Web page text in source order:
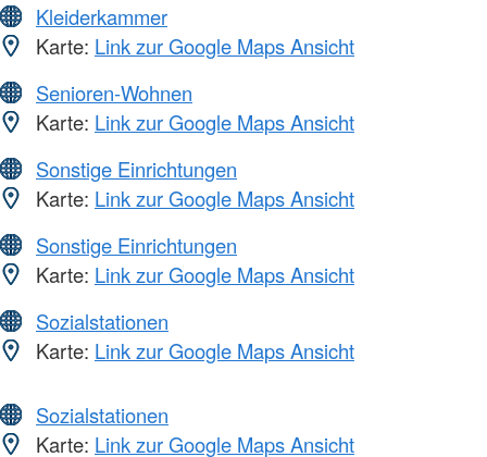
Kleiderkammer
Karte: Link zur Google Maps Ansicht
Senioren-Wohnen
Karte: Link zur Google Maps Ansicht
Sonstige Einrichtungen
Karte: Link zur Google Maps Ansicht
Sonstige Einrichtungen
Karte: Link zur Google Maps Ansicht
Sozialstationen
Karte: Link zur Google Maps Ansicht
Sozialstationen
Karte: Link zur Google Maps Ansicht